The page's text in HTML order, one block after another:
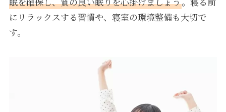
にリラックスする習慣や、寝室の環境整備も大切で
す。